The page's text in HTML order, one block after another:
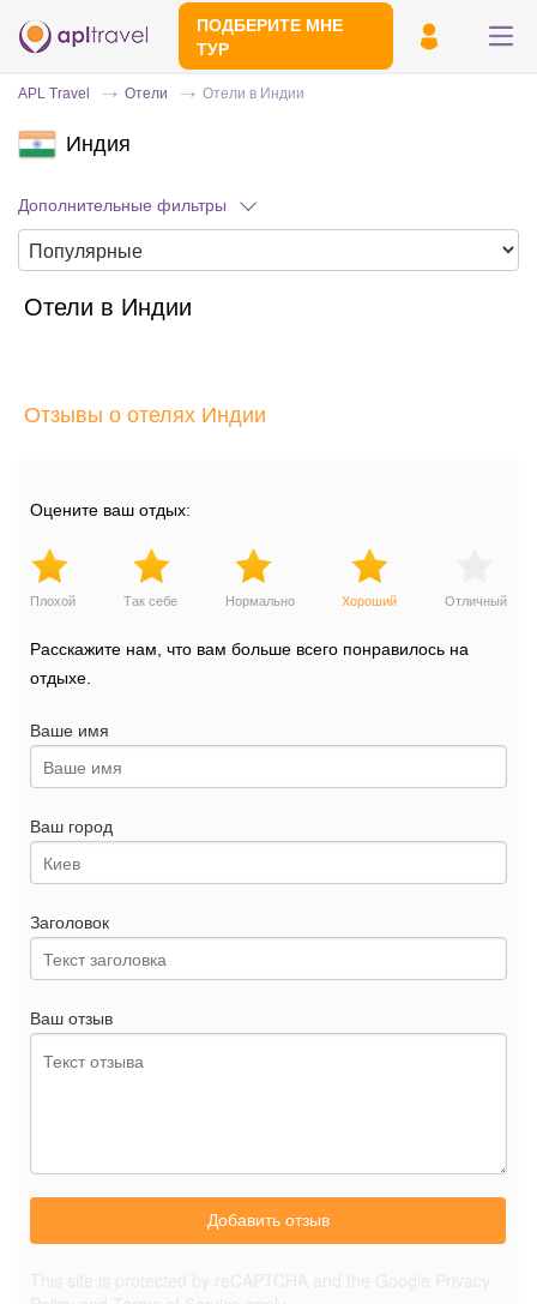
ПОДБЕРИТЕ МНЕ
ТУР
минут
APL Travel Отели Отели в Индии
Индия
Дополнительные фильтры
Отели в Индии
Отзывы о отелях Индии
Оцените ваш отдых:
Плохой Так себе Нормально Хороший Отличный
Расскажите нам, что вам больше всего понравилось на
отдыхе.
Ваше имя
Ваш город
Заголовок
Ваш отзыв
Добавить отзыв